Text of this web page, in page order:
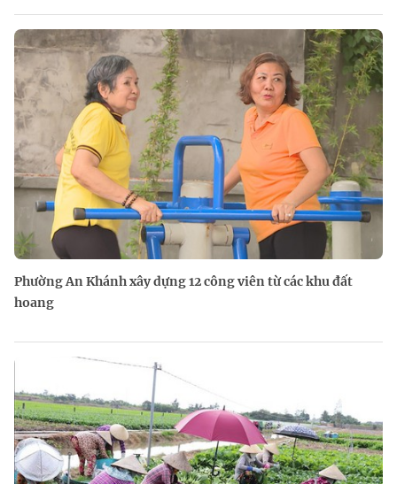
Phường An Khánh xây dựng 12 công viên từ các khu đất
hoang